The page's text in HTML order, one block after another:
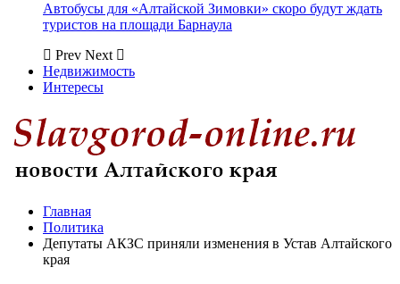
Автобусы для «Алтайской Зимовки» скоро будут ждать
туристов на площади Барнаула
Prev Next
Недвижимость
Интересы
Главная
Политика
Депутаты АКЗС приняли изменения в Устав Алтайского
края